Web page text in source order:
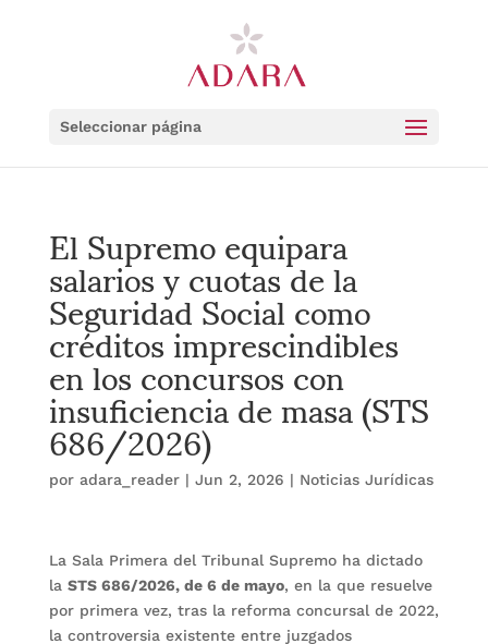
Seleccionar página
El Supremo equipara
salarios y cuotas de la
Seguridad Social como
créditos imprescindibles
en los concursos con
insuficiencia de masa (STS
686/2026)
por adara_reader| Jun 2, 2026 | Noticias Jurídicas
La Sala Primera del Tribunal Supremo ha dictado
la STS 686/2026, de 6 de mayo, en la que resuelve
por primera vez, tras la reforma concursal de 2022,
la controversia existente entre juzgados